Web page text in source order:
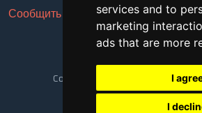
services and to
marketing
ads that are more
I
I
Сообщить о нарушении
Copyright © 2018 - 2026 Все